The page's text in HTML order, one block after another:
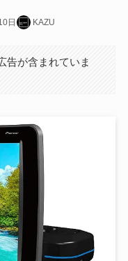
日 KAZU
告が含まれていま